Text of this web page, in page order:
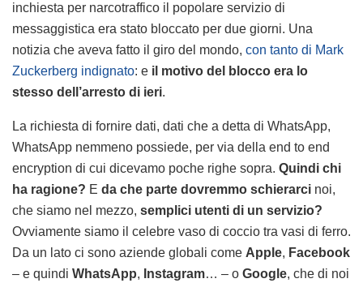
inchiesta per narcotraffico il popolare servizio di
messaggistica era stato bloccato per due giorni. Una
notizia che aveva fatto il giro del mondo, con tanto di Mark
Zuckerberg indignato: e il motivo del blocco era lo
stesso dell’arresto di ieri.
La richiesta di fornire dati, dati che a detta di WhatsApp,
WhatsApp nemmeno possiede, per via della end to end
encryption di cui dicevamo poche righe sopra. Quindi chi
ha ragione? E da che parte dovremmo schierarci noi,
che siamo nel mezzo, semplici utenti di un servizio?
Ovviamente siamo il celebre vaso di coccio tra vasi di ferro.
Da un lato ci sono aziende globali come Apple, Facebook
– e quindi WhatsApp, Instagram… – o Google, che di noi